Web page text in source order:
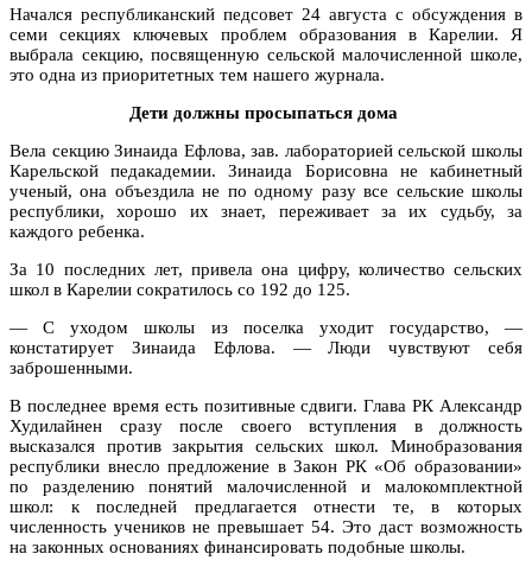
Начался республиканский педсовет 24 августа с обсуждения в
семи секциях ключевых проблем образования в Карелии. Я
выбрала секцию, посвященную сельской малочисленной школе,
это одна из приоритетных тем нашего журнала.
Дети должны просыпаться дома
Вела секцию Зинаида Ефлова, зав. лабораторией сельской школы
Карельской педакадемии. Зинаида Борисовна не кабинетный
ученый, она объездила не по одному разу все сельские школы
республики, хорошо их знает, переживает за их судьбу, за
каждого ребенка.
За 10 последних лет, привела она цифру, количество сельских
школ в Карелии сократилось со 192 до 125.
— С уходом школы из поселка уходит государство, —
констатирует Зинаида Ефлова. — Люди чувствуют себя
заброшенными.
В последнее время есть позитивные сдвиги. Глава РК Александр
Худилайнен сразу после своего вступления в должность
высказался против закрытия сельских школ. Минобразования
республики внесло предложение в Закон РК «Об образовании»
по разделению понятий малочисленной и малокомплектной
школ: к последней предлагается отнести те, в которых
численность учеников не превышает 54. Это даст возможность
на законных основаниях финансировать подобные школы.